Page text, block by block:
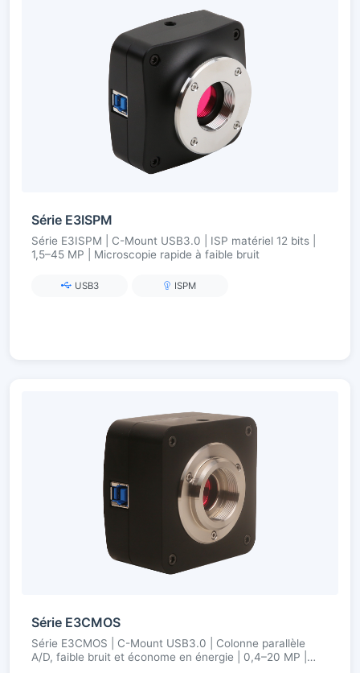
Série E3ISPM
Série E3ISPM | C-Mount USB3.0 | ISP matériel 12 bits |
1,5–45 MP | Microscopie rapide à faible bruit
USB3 ISPM
Série E3CMOS
Série E3CMOS | C-Mount USB3.0 | Colonne parallèle
A/D, faible bruit et économe en énergie | 0,4–20 MP |